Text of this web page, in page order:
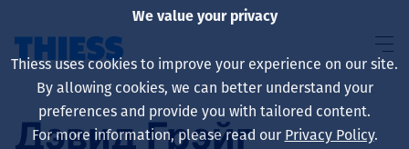
Дэвид Грэйг
We value your privacy
Thiess uses cookies to improve your experience on our site.
By allowing cookies, we can better understand your
preferences and provide you with tailored content.
For more information, please read our Privacy Policy.